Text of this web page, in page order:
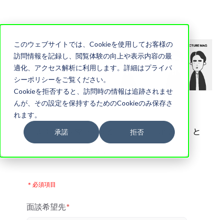
このウェブサイトでは、Cookieを使用してお客様の
訪問情報を記録し、閲覧体験の向上や表示内容の最
適化、アクセス解析に利用します。詳細はプライバ
シーポリシーをご覧ください。
Cookieを拒否すると、訪問時の情報は追跡されませ
んが、その設定を保持するためのCookieのみ保存さ
れます。
承諾 拒否
🔗「まずは話を聞いてみる（カジュアル面談）」と
は
＊必須項目
面談希望先*